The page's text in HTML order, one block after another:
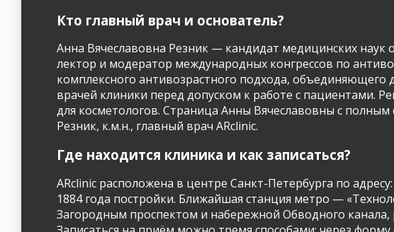
Кто главный врач и основатель?
Анна Вячеславовна Резник — кандидат медицинских наук
лектор и модератор международных конгрессов по
комплексного антивозрастного подхода,
врачей клиники перед допуском к работе с пациентами.
для косметологов. Страница Анны Вячеславовны с
Резник, к.м.н., главный врач ARclinic.
Где находится клиника и как записаться?
ARclinic расположена в центре Санкт-Петербурга по
1884 года постройки. Ближайшая станция метро —
Загородным проспектом и набережной Обводного